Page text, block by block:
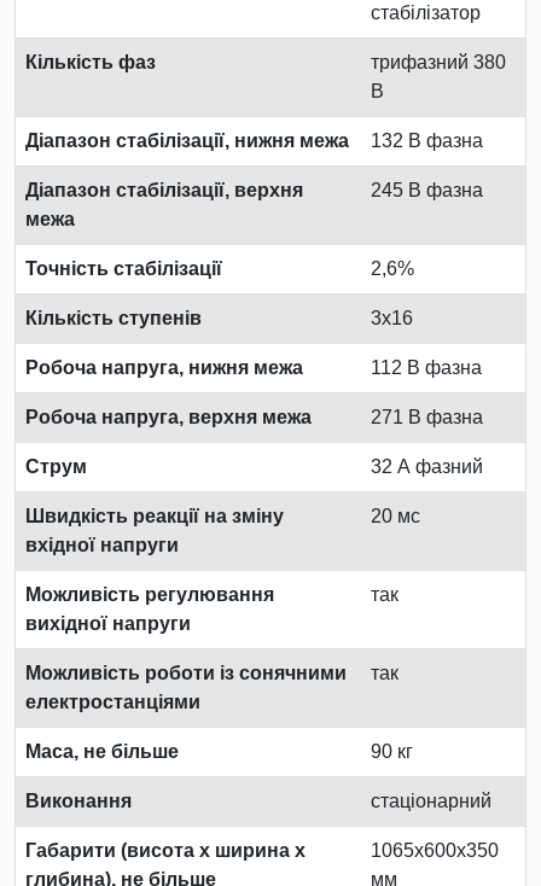
стабілізатор
Кількість фаз
трифазний 380
В
Діапазон стабілізації, нижня межа 132 В фазна
Діапазон стабілізації, верхня
межа
245 В фазна
Точність стабілізації 2,6%
Кількість ступенів 3x16
Робоча напруга, нижня межа 112 В фазна
Робоча напруга, верхня межа 271 В фазна
Струм 32 А фазний
Швидкість реакції на зміну
вхідної напруги
20 мс
Можливість регулювання
вихідної напруги
так
Можливість роботи із сонячними
електростанціями
так
Маса, не більше 90 кг
Виконання стаціонарний
Габарити (висота х ширина х
глибина), не більше
1065x600x350
мм